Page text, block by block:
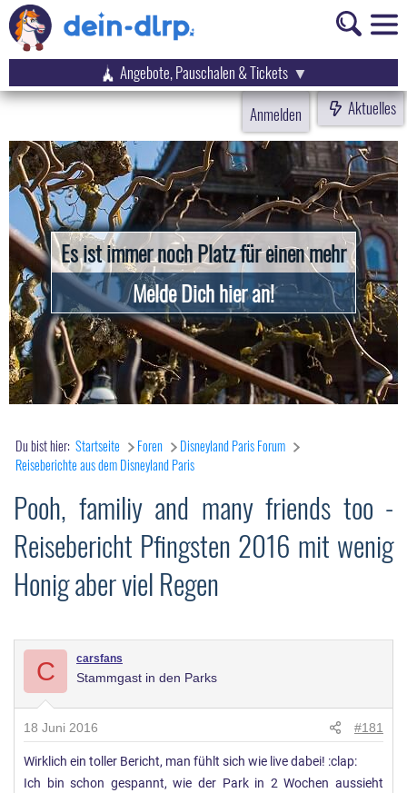
Angebote, Pauschalen & Tickets
Anmelden
Aktuelles
Es ist immer noch Platz für einen mehr
Melde Dich hier an!
Du bist hier: Startseite Foren
Disneyland Paris Forum
Reiseberichte aus dem Disneyland Paris
Pooh, familiy and many friends too -
Reisebericht Pfingsten 2016 mit wenig
Honig aber viel Regen
C carsfans
Stammgast in den Parks
18 Juni 2016 #181
Wirklich ein toller Bericht, man fühlt sich wie live dabei! :clap:
Ich bin schon gespannt, wie der Park in 2 Wochen aussieht